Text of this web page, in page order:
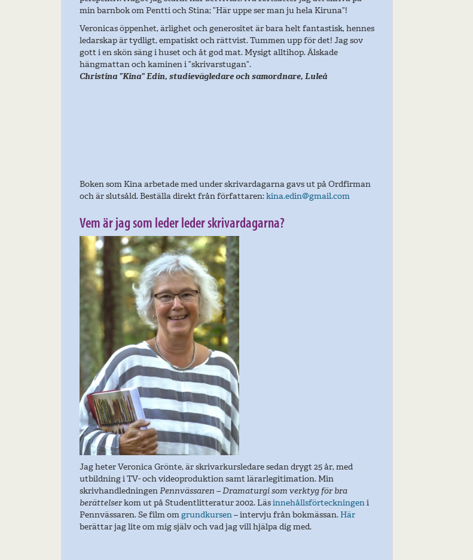
min barnbok om Pentti och Stina; ”Här uppe ser man ju hela Kiruna”!
Veronicas öppenhet, ärlighet och generositet är bara helt fantastisk, hennes
ledarskap är tydligt, empatiskt och rättvist. Tummen upp för det! Jag sov
gott i en skön säng i huset och åt god mat. Mysigt alltihop. Älskade
hängmattan och kaminen i ”skrivarstugan”.
Christina ”Kina” Edin, studievägledare och samordnare, Luleå
Boken som Kina arbetade med under skrivardagarna gavs ut på Ordfirman
och är slutsåld. Beställa direkt från författaren:kina.edin@gmail.com
Vem är jag som leder leder skrivardagarna?
Jag heter Veronica Grönte, är skrivarkursledare sedan drygt 25 år, med
utbildning i TV- och videoproduktion samt lärarlegitimation. Min
skrivhandledningenPennvässaren – Dramaturgi som verktyg för bra
berättelserkom ut på Studentlitteratur 2002. Läsinnehållsförteckningeni
Pennvässaren. Se film omgrundkursen– intervju från bokmässan.Här
berättar jag lite om mig själv och vad jag vill hjälpa dig med.